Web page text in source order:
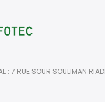
: 7 RUE SOUR SOULIMAN